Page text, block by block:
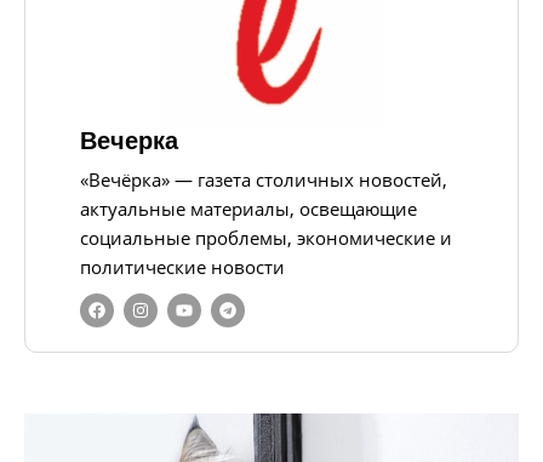
Вечерка
«Вечёрка» — газета столичных новостей,
актуальные материалы, освещающие
социальные проблемы, экономические и
политические новости